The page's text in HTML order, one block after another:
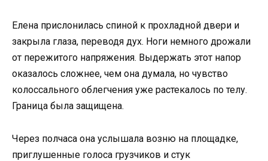
Елена прислонилась спиной к прохладной двери и
закрыла глаза, переводя дух. Ноги немного дрожали
от пережитого напряжения. Выдержать этот напор
оказалось сложнее, чем она думала, но чувство
колоссального облегчения уже растекалось по телу.
Граница была защищена.
Через полчаса она услышала возню на площадке,
приглушенные голоса грузчиков и стук